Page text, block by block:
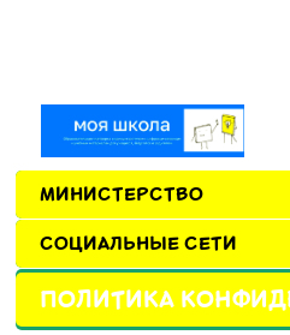
МИНИСТЕРСТВО
СОЦИАЛЬНЫЕ СЕТИ
ПОЛИТИКА